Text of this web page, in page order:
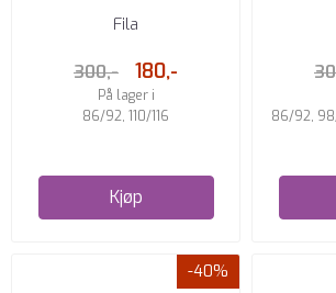
SKJORTE BLACK
Fila
300,- 180,-
På lager i
86/92, 110/116
Kjøp
86/92, 98/
-40%